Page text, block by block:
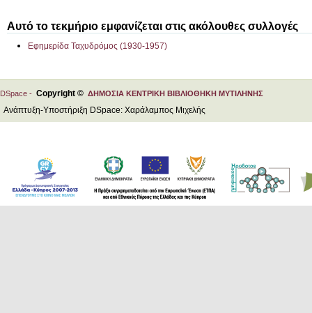
Αυτό το τεκμήριο εμφανίζεται στις ακόλουθες συλλογές
Εφημερίδα Ταχυδρόμος (1930-1957)
DSpace - Copyright © ΔΗΜΟΣΙΑ ΚΕΝΤΡΙΚΗ ΒΙΒΛΙΟΘΗΚΗ ΜΥΤΙΛΗΝΗΣ
Ανάπτυξη-Υποστήριξη DSpace: Χαράλαμπος Μιχελής